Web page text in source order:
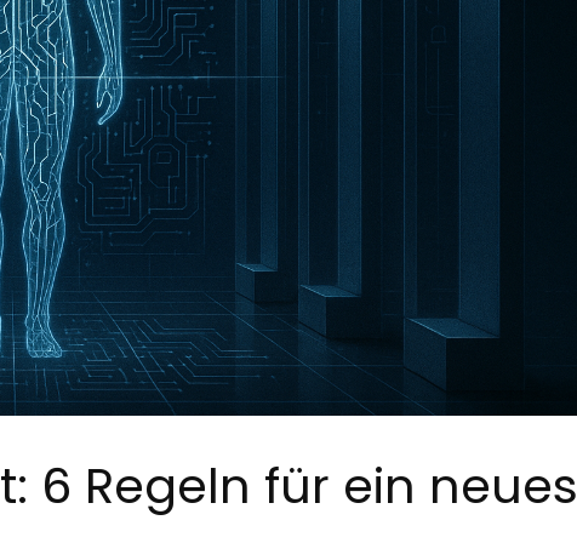
6 Regeln für ein neues